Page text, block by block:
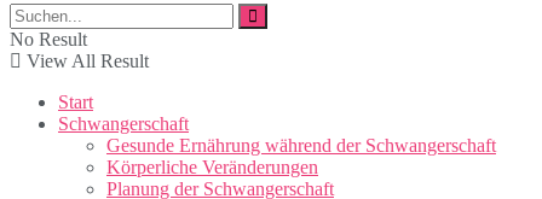
No Result
View All Result
Start
Schwangerschaft
Gesunde Ernährung während der Schwangerschaft
Körperliche Veränderungen
Planung der Schwangerschaft